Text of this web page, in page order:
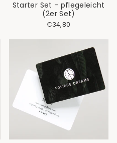
Starter Set - pflegeleicht
(2er Set)
€34,80